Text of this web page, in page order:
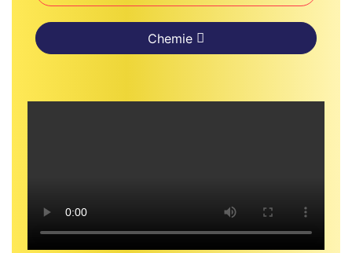
Chemie